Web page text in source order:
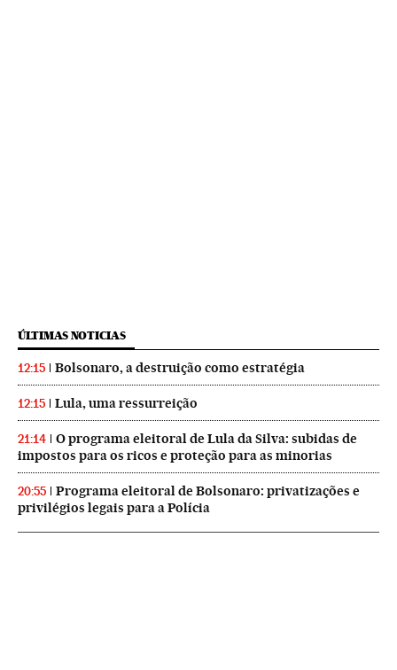
ÚLTIMAS NOTICIAS
12:15 Bolsonaro, a destruição como estratégia
12:15 Lula, uma ressurreição
21:14
O programa eleitoral de Lula da Silva: subidas de
impostos para os ricos e proteção para as minorias
20:55
Programa eleitoral de Bolsonaro: privatizações e
privilégios legais para a Polícia